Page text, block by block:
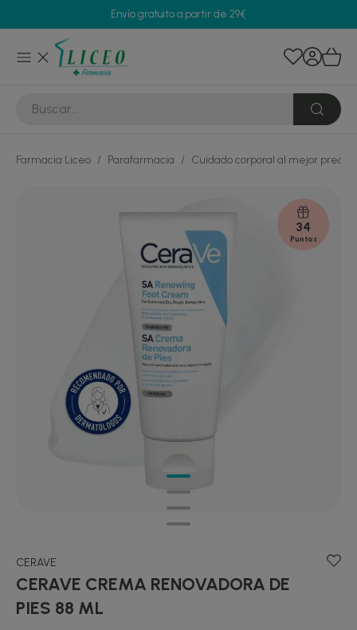
Envío gratuito a partir de 29€
Farmacia Liceo / Parafarmacia / Cuidado corporal al mejor precio
34
Puntos
CERAVE
CERAVE CREMA RENOVADORA DE
PIES 88 ML